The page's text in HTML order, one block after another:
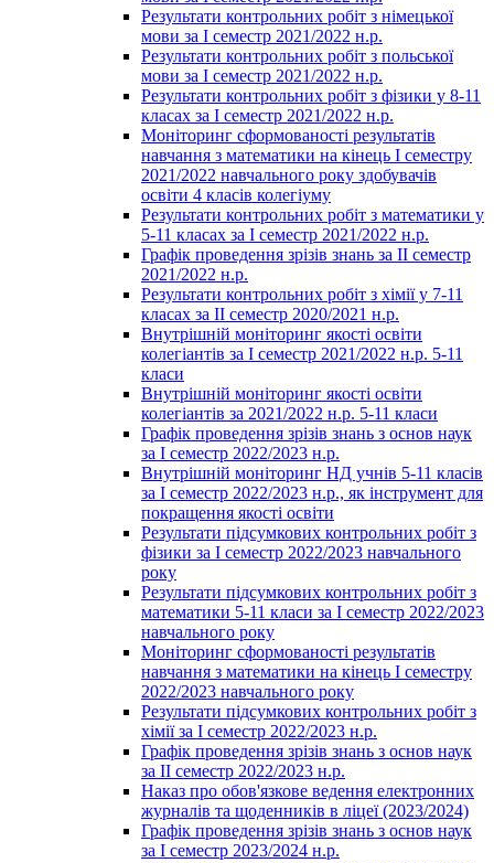
Результати контрольних робіт з німецької
мови за І семестр 2021/2022 н.р.
Результати контрольних робіт з польської
мови за І семестр 2021/2022 н.р.
Результати контрольних робіт з фізики у 8-11
класах за І семестр 2021/2022 н.р.
Моніторинг сформованості результатів
навчання з математики на кінець І семестру
2021/2022 навчального року здобувачів
освіти 4 класів колегіуму
Результати контрольних робіт з математики у
5-11 класах за І семестр 2021/2022 н.р.
Графік проведення зрізів знань за ІІ семестр
2021/2022 н.р.
Результати контрольних робіт з хімії у 7-11
класах за ІІ семестр 2020/2021 н.р.
Внутрішній моніторинг якості освіти
колегіантів за І семестр 2021/2022 н.р. 5-11
класи
Внутрішній моніторинг якості освіти
колегіантів за 2021/2022 н.р. 5-11 класи
Графік проведення зрізів знань з основ наук
за І семестр 2022/2023 н.р.
Внутрішній моніторинг НД учнів 5-11 класів
за І семестр 2022/2023 н.р., як інструмент для
покращення якості освіти
Результати підсумкових контрольних робіт з
фізики за І семестр 2022/2023 навчального
року
Результати підсумкових контрольних робіт з
математики 5-11 класи за І семестр 2022/2023
навчального року
Моніторинг сформованості результатів
навчання з математики на кінець І семестру
2022/2023 навчального року
Результати підсумкових контрольних робіт з
хімії за І семестр 2022/2023 н.р.
Графік проведення зрізів знань з основ наук
за ІІ семестр 2022/2023 н.р.
Наказ про обов'язкове ведення електронних
журналів та щоденників в ліцеї (2023/2024)
Графік проведення зрізів знань з основ наук
за І семестр 2023/2024 н.р.